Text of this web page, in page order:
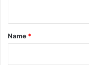
*
Name *